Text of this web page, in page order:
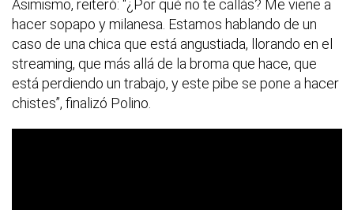
Asimismo, reiteró: “¿Por qué no te callás? Me viene a
hacer sopapo y milanesa. Estamos hablando de un
caso de una chica que está angustiada, llorando en el
streaming, que más allá de la broma que hace, que
está perdiendo un trabajo, y este pibe se pone a hacer
chistes”, finalizó Polino.